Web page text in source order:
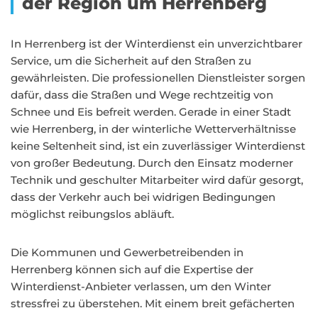
In Herrenberg ist der Winterdienst ein unverzichtbarer
Service, um die Sicherheit auf den Straßen zu
gewährleisten. Die professionellen Dienstleister sorgen
dafür, dass die Straßen und Wege rechtzeitig von
Schnee und Eis befreit werden. Gerade in einer Stadt
wie Herrenberg, in der winterliche Wetterverhältnisse
keine Seltenheit sind, ist ein zuverlässiger Winterdienst
von großer Bedeutung. Durch den Einsatz moderner
Technik und geschulter Mitarbeiter wird dafür gesorgt,
dass der Verkehr auch bei widrigen Bedingungen
möglichst reibungslos abläuft.
Die Kommunen und Gewerbetreibenden in
Herrenberg können sich auf die Expertise der
Winterdienst-Anbieter verlassen, um den Winter
stressfrei zu überstehen. Mit einem breit gefächerten